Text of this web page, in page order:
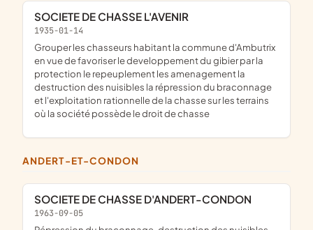
SOCIETE DE CHASSE L'AVENIR
1935-01-14
grouper les chasseurs habitant la commune d'Ambutrix
en vue de favoriser le developpement du gibier par la
protection le repeuplement les amenagement la
destruction des nuisibles la répression du braconnage
et l'exploitation rationnelle de la chasse sur les terrains
où la société possède le droit de chasse
ANDERT-ET-CONDON
SOCIETE DE CHASSE D'ANDERT-CONDON
1963-09-05